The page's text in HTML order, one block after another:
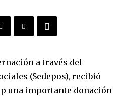
a través del
(Sedepos), recibió
una importante donación